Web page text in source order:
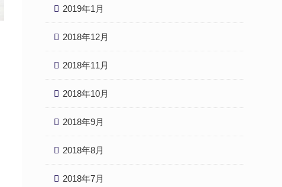
2019年1月
2018年12月
2018年11月
2018年10月
2018年9月
2018年8月
2018年7月